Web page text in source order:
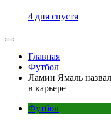
4 дня спустя
Главная
Футбол
Ламин Ямаль
в карьере
Футбол